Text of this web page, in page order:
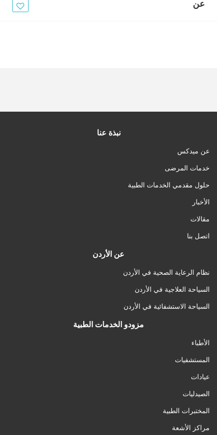
عن
نبذة عنا
عن ميدكس
خدمات المرضى
حلول مقدمي الخدمات الطبية
الأخبار
مقالات
اتصل بنا
عن الأردن
نظام الرعاية الصحية في الأردن
السياحة العلاجية في الأردن
السياحة الاستشفائية في الأردن
مزودو الخدمات الطبية
الأطباء
المستشفيات
عيادات
الصيدليات
المختبرات الطبية
مراكز الأشعة